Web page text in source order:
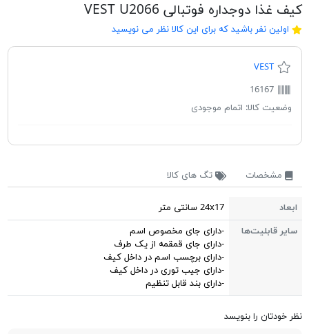
کیف غذا دوجداره فوتبالی VEST U2066
اولین نفر باشید که برای این کالا نظر می نویسید
VEST
16167
وضعیت کالا: اتمام موجودی
مشخصات تگ های کالا
ابعاد
24x17 سانتی متر
سایر قابلیت‌ها
-دارای جای مخصوص اسم
-دارای جای قمقمه از یک طرف
-دارای برچسب اسم در داخل کیف
-دارای جیب توری در داخل کیف
-دارای بند قابل تنظیم
نظر خودتان را بنویسد